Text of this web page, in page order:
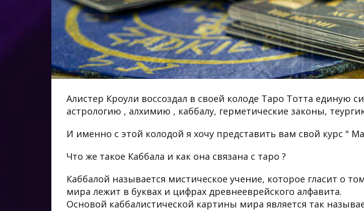
Алистер Кроули воссоздал в своей колоде Таро Тотта единую
астрологию , алхимию , каббалу, герметические законы,
И именно с этой колодой я хочу представить вам свой курс "
Что же такое Каббала и как она связана с таро ?
Каббалой называется мистическое учение, которое гласит о
мира лежит в буквах и цифрах древнееврейского алфавита.
Основой каббалистической картины мира является так